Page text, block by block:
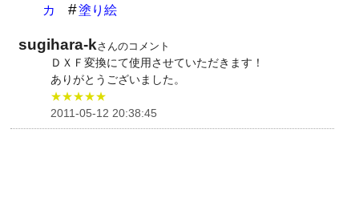
カ
塗り絵
sugihara-kさんのコメント
ＤＸＦ変換にて使用させていただきます！
ありがとうございました。
★★★★★
2011-05-12 20:38:45